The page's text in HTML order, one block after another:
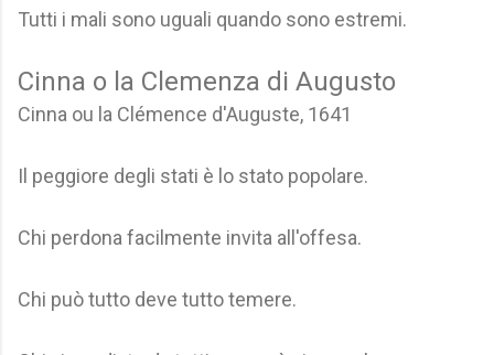
Tutti i mali sono uguali quando sono estremi.
Cinna o la Clemenza di Augusto
Cinna ou la Clémence d'Auguste, 1641
Il peggiore degli stati è lo stato popolare.
Chi perdona facilmente invita all'offesa.
Chi può tutto deve tutto temere.